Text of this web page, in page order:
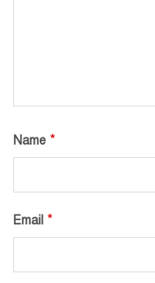
Name *
Email *